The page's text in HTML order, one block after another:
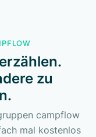
zu
campflow
mal kostenlos